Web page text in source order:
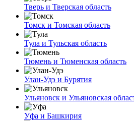
Тверь и Тверская область
Томск и Томская область
Тула и Тульская область
Тюмень и Тюменская область
Улан-Удэ и Бурятия
Ульяновск и Ульяновская
Уфа и Башкирия